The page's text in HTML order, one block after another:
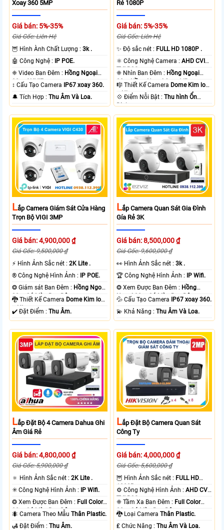
Xoay 360 5MP
Giá bán: 5%-35%
Giá Gốc: Liên Hệ
🦉 Hình Ành Chất Lượng :3k .
🤖️ Công Nghệ :
IP POE.
❈ Video Ban Đêm : Hồng Ngoại
30m ONVIF.
↕️ Cấu Tạo Camera
IP67 xoay 360.
️🔔 Tích Hợp :Thu Âm Và Loa.
Rẻ 1080P
Giá bán: 5%-35%
Giá Gốc: Liên Hệ
✨ Độ sắc nét : FULL HD 1080P .
⚛️ Công Nghệ Camera :AHD CVI
TVI BCS.
❈ Nhìn Ban Đêm : Hồng Ngoại
20m Hồng Ngoại Smart IR.
🎼️ Thiết Kế Camera Dome Kim loại
+ Nhựa.
️💠 Điểm Nỗi Bật :Thu hình Ổn
Định.
LẮp Camera Giám Sát Cửa Hàng
Trọn Bộ VIGI 3MP
Giá bán: 4,900,000 ₫
Giá Gốc: 9,500,000 ₫
️⚡ Hình Ảnh Sắc nét :2K Lite .
®️ Công Nghệ Hình Ảnh :
IP POE.
❂ Giám sát Ban Đêm : Hồng Ngoại
30m Có Màu Ban Ðêm.
🐉️ Thiết Kế Camera Dome Kim loại
+ Nhựa.
️✔️ Đặt Điểm :Thu Âm.
LẮp Camera Quan Sát Gia Đình
Gía Rẻ 3K
Giá bán: 8,500,000 ₫
Giá Gốc: 9,600,000 ₫
️👀 Hình Ảnh Sắc nét :3k .
🏆 Công Nghệ Hình Ảnh :
IP Wifi.
❂ Xem Được Ban Đêm : Hồng
Ngoại 30m Có Màu Ban Ðêm.
💦 Cấu Tạo Camera
IP67 xoay 360.
️💫 Khả Năng :Thu Âm Và Loa.
LẮp Đặt Bộ 4 Camera Dahua Ghi
Âm Giá Rẻ
Giá bán: 4,800,000 ₫
Giá Gốc: 5,900,000 ₫
🔅 Hình Ảnh Sắc nét :2K Lite .
✳️ Công Nghệ Hình Ảnh : IP Wifi.
❂ Xem Được Ban Đêm : Full Color
30m Có Màu Ban Ðêm.
🐜 Camera Theo MẫuThân Plastic.
️🛃 Đặt Điểm :Thu Âm.
LẮp Đặt Bộ Camera Quan Sát
Công Ty
Giá bán: 4,000,000 ₫
Giá Gốc: 5,600,000 ₫
🦉 Hình Ảnh Sắc nét : FULL HD
1080P .
⚙ Công Nghệ Hình Ảnh :AHD CVI
TVI BCS.
❈ Tầm Xa Ban Đêm : Full Color
20m Có Màu Ban Ðêm.
🐉️ Loại CameraThân Plastic.
️₤ Chức Năng :Thu Âm Và Loa.